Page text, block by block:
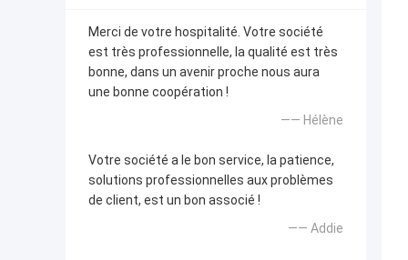
Merci de votre hospitalité. Votre société
est très professionnelle, la qualité est très
bonne, dans un avenir proche nous aura
une bonne coopération !
—— Hélène
Votre société a le bon service, la patience,
solutions professionnelles aux problèmes
de client, est un bon associé !
—— Addie